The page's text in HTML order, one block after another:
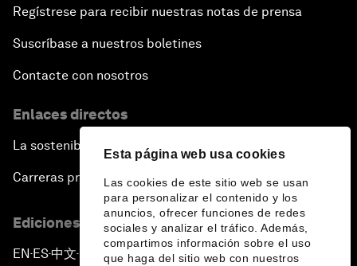
Esta página web usa cookies
Las cookies de este sitio web se usan
para personalizar el contenido y los
anuncios, ofrecer funciones de redes
sociales y analizar el tráfico. Además,
compartimos información sobre el uso
que haga del sitio web con nuestros
Regístrese para recibir nuestras notas de prensa
Suscríbase a nuestros boletines
Contacte con nosotros
Enlaces directos
La sostenibilidad en el Foro
Carreras profesionales
Ediciones en otros idiomas
EN ▪ES▪中文▪ 日本語